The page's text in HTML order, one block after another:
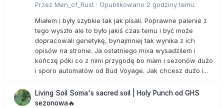
Przez Men_of_Rust · Opublikowano 2 godziny temu
Miałem i były szybkie tak jak pisali. Poprawne palenie z
tego wyszło ale to było jakiś czas temu i być może
dopracowali genetykę, bynajmniej tak wynika z ich
opisów na stronie. Ja ostatniego mixa wysadzilem i
kończę póki co z nimi przygodę bo mam i sezonów dużo
i sporo automatów od Bud Voyage. Jak chcesz dużo i...
Living Soil Soma's sacred soil | Holy Punch od GHS
sezonowa🔥